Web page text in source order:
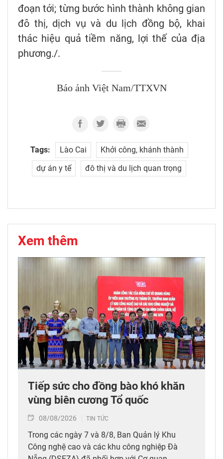
đoạn tới; từng bước hình thành không gian
đô thị, dịch vụ và du lịch đồng bộ, khai
thác hiệu quả tiềm năng, lợi thế của địa
phương./.
Báo ảnh Việt Nam/TTXVN
Tags: Lào Cai
Khởi công, khánh thành
dự án y tế
đô thị và du lịch quan trọng
Xem thêm
Tiếp sức cho đồng bào khó khăn
vùng biên cương Tổ quốc
08/08/2026 TIN TỨC
Trong các ngày 7 và 8/8, Ban Quản lý Khu
Công nghệ cao và các khu công nghiệp Đà